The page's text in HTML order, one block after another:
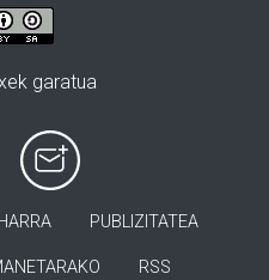
garatua
PUBLIZITATEA
RSS